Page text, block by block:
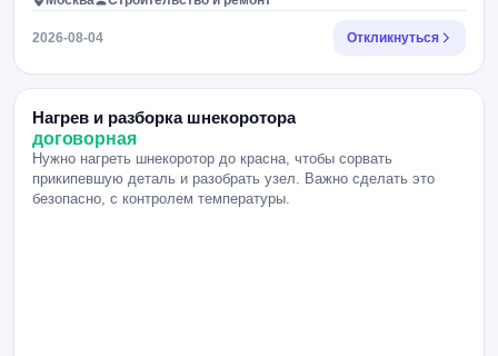
2026-08-04 Откликнуться
Нагрев и разборка шнекоротора
договорная
Нужно нагреть шнекоротор до красна, чтобы сорвать
прикипевшую деталь и разобрать узел. Важно сделать это
безопасно, с контролем температуры.